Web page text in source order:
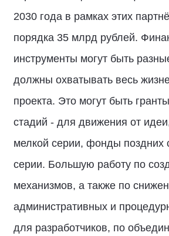
2030 года в рамках этих
порядка 35 млрд рублей.
инструменты могут быть
должны охватывать весь
проекта. Это могут быть
стадий - для движения от
мелкой серии, фонды поздних
серии. Большую работу по
механизмов, а также по
административных и
для разработчиков, по